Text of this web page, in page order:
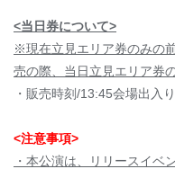
<当日券について>
※現在立見エリア券のみの
売の際、当日立見エリア券
・販売時刻/13:45会場出入
<注意事項>
・本公演は、リリースイベ